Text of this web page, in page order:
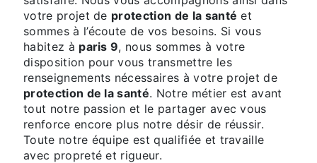
votre projet de protection de la santé et
sommes à l’écoute de vos besoins. Si vous
habitez à paris 9, nous sommes à votre
disposition pour vous transmettre les
renseignements nécessaires à votre projet de
protection de la santé. Notre métier est avant
tout notre passion et le partager avec vous
renforce encore plus notre désir de réussir.
Toute notre équipe est qualifiée et travaille
avec propreté et rigueur.